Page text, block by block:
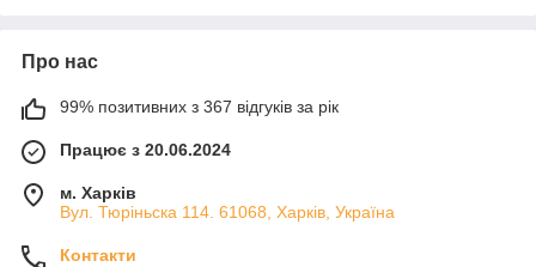
Про нас
99% позитивних з 367 відгуків за рік
Працює з 20.06.2024
м. Харків
Вул. Тюріньска 114. 61068, Харків, Україна
Контакти